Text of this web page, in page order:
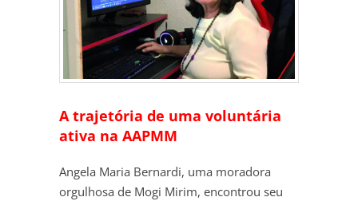
A trajetória de uma voluntária
ativa na AAPMM
Angela Maria Bernardi, uma moradora
orgulhosa de Mogi Mirim, encontrou seu